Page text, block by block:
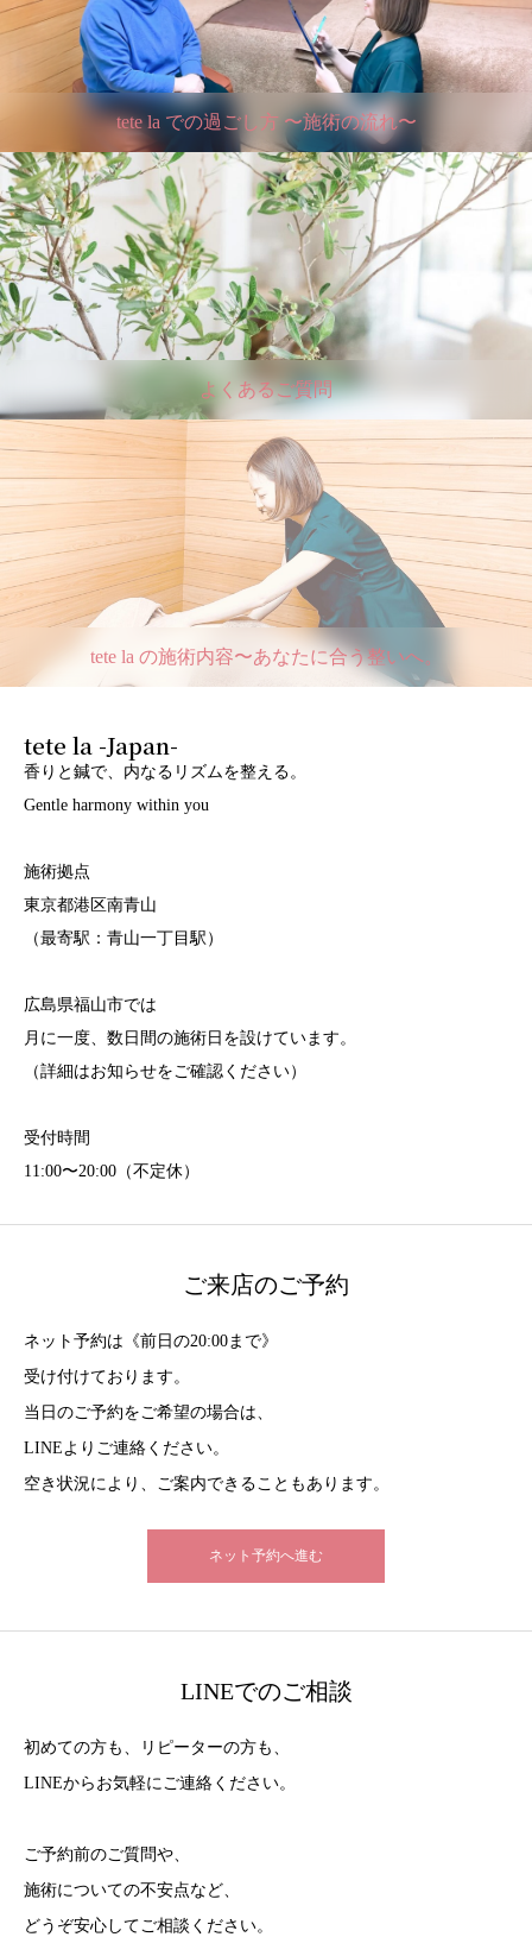
tete la での過ごし方 〜施術の流れ〜
よくあるご質問
tete la の施術内容〜あなたに合う整いへ。
tete la -Japan-
香りと鍼で、内なるリズムを整える。
Gentle harmony within you
施術拠点
東京都港区南青山
（最寄駅：青山一丁目駅）
広島県福山市では
月に一度、数日間の施術日を設けています。
（詳細はお知らせをご確認ください）
受付時間
11:00〜20:00（不定休）
ご来店のご予約
ネット予約は《前日の20:00まで》
受け付けております。
当日のご予約をご希望の場合は、
LINEよりご連絡ください。
空き状況により、ご案内できることもあります。
ネット予約へ進む
LINEでのご相談
初めての方も、リピーターの方も、
LINEからお気軽にご連絡ください。
ご予約前のご質問や、
施術についての不安点など、
どうぞ安心してご相談ください。